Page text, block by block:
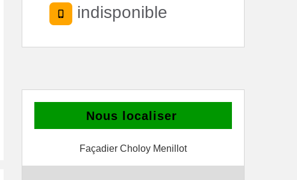
indisponible
Nous localiser
Façadier Choloy Menillot